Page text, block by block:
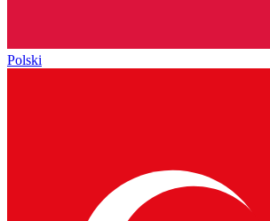
Polski